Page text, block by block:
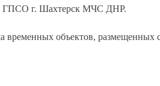
ГПСО г. Шахтерск МЧС ДНР.
временных объектов, размещенных